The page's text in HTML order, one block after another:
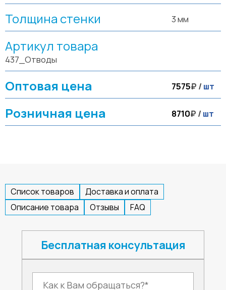
Толщина стенки 3 мм
Артикул товара
437_Отводы
Оптовая цена 7575₽ /шт
Розничная цена 8710₽ /шт
Список товаров
Доставка и оплата
Описание товара
Отзывы FAQ
Бесплатная консультация